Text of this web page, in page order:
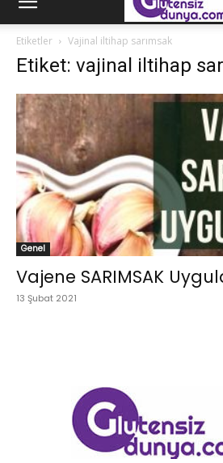
Etiketler Vajinal iltihap sarımsak
Etiket: vajinal iltihap
Genel
Vajene SARIMSAK
13 Şubat 2021